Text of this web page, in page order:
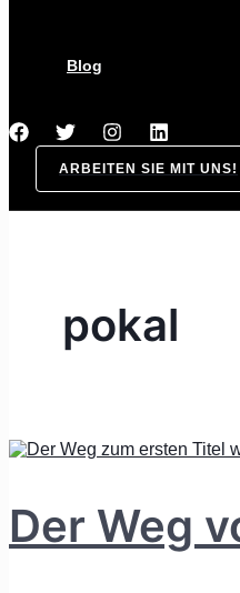
Blog
ARBEITEN SIE MIT UNS!
pokal
Der Weg